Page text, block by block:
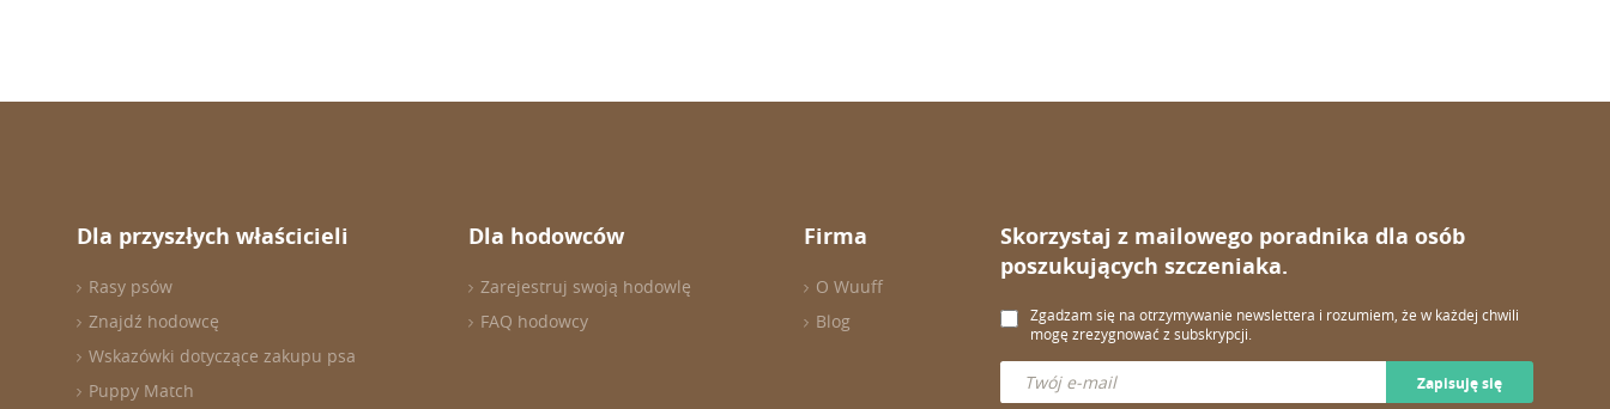
Dla przyszłych właścicieli
Rasy psów
Znajdź hodowcę
Wskazówki dotyczące zakupu psa
Puppy Match
Dla hodowców
Zarejestruj swoją hodowlę
FAQ hodowcy
Firma
O Wuuff
Blog
Skorzystaj z mailowego poradnika dla osób
poszukujących szczeniaka.
Zgadzam się na otrzymywanie newslettera i rozumiem, że w każdej chwili
mogę zrezygnować z subskrypcji.
Zapisuję się